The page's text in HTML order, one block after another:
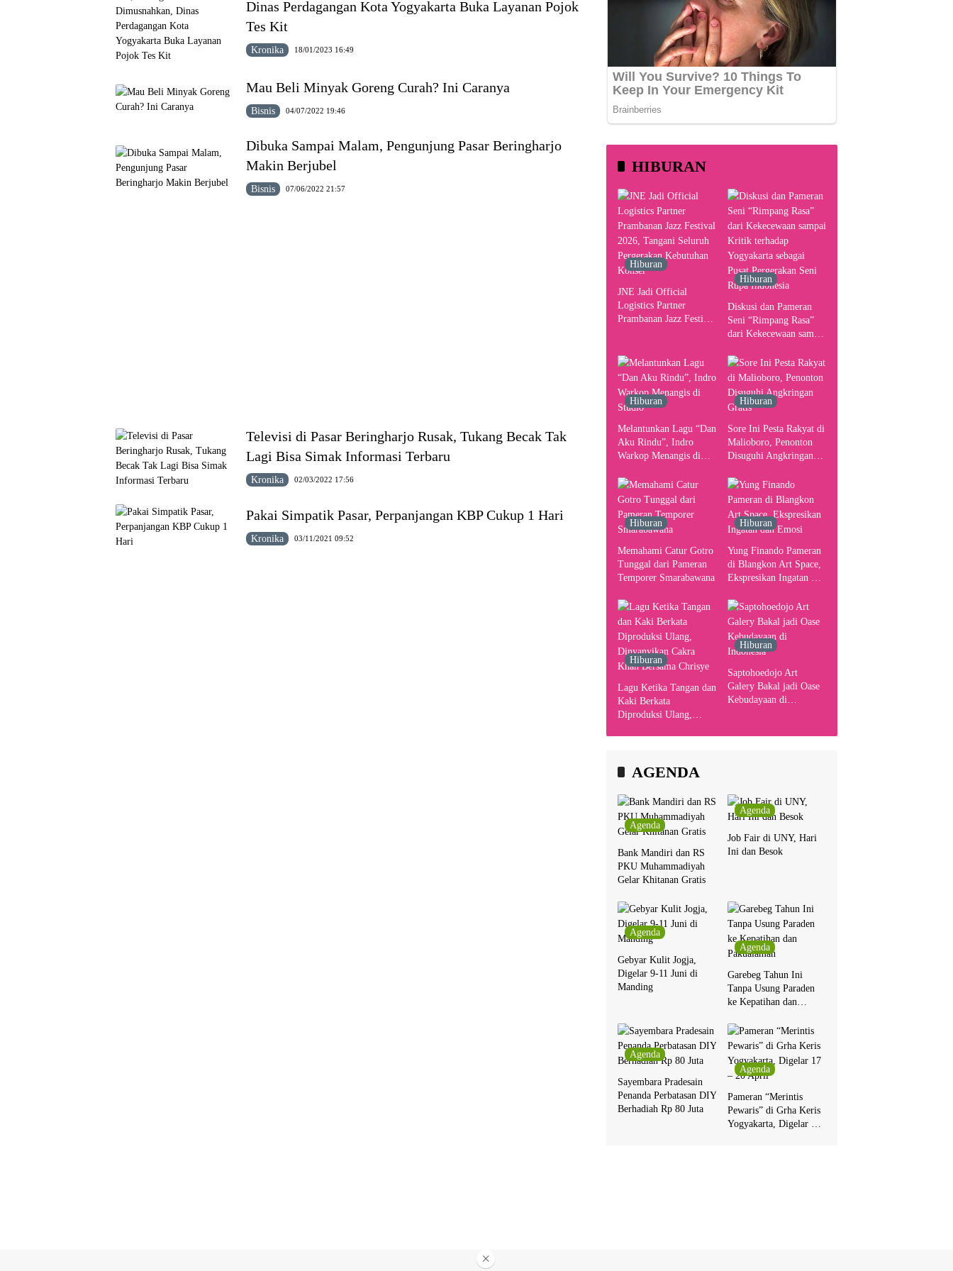
Dinas Perdagangan Kota Yogyakarta Buka Layanan Pojok
Tes Kit
Kronika 18/01/2023 16:49
Mau Beli Minyak Goreng Curah? Ini Caranya
Bisnis 04/07/2022 19:46
Dibuka Sampai Malam, Pengunjung Pasar Beringharjo
Makin Berjubel
Bisnis 07/06/2022 21:57
Televisi di Pasar Beringharjo Rusak, Tukang Becak Tak
Lagi Bisa Simak Informasi Terbaru
Kronika 02/03/2022 17:56
Pakai Simpatik Pasar, Perpanjangan KBP Cukup 1 Hari
Kronika 03/11/2021 09:52
HIBURAN
Hiburan
JNE Jadi Official
Logistics Partner
Prambanan Jazz Festival
Konser
Hiburan
Diskusi dan Pameran
Seni “Rimpang Rasa”
dari Kekecewaan sampai
Yogyakarta sebagai
Pusat Pergerakan Seni
Rupa Indonesia
Hiburan
Melantunkan Lagu “Dan
Aku Rindu”, Indro
Warkop Menangis di
Hiburan
Sore Ini Pesta Rakyat di
Malioboro, Penonton
Disuguhi Angkringan
Hiburan
Memahami Catur Gotro
Tunggal dari Pameran
Temporer Smarabawana
Hiburan
Yung Finando Pameran
di Blangkon Art Space,
Ekspresikan Ingatan dan
Hiburan
Lagu Ketika Tangan dan
Kaki Berkata
Diproduksi Ulang,
Hiburan
Saptohoedojo Art
Galery Bakal jadi Oase
Kebudayaan di
AGENDA
Agenda
Bank Mandiri dan RS
PKU Muhammadiyah
Gelar Khitanan Gratis
Agenda
Job Fair di UNY, Hari
Ini dan Besok
Agenda
Gebyar Kulit Jogja,
Digelar 9-11 Juni di
Manding
Agenda
Garebeg Tahun Ini
Tanpa Usung Paraden
ke Kepatihan dan
Agenda
Sayembara Pradesain
Penanda Perbatasan DIY
Berhadiah Rp 80 Juta
Agenda
Pameran “Merintis
Pewaris” di Grha Keris
Yogyakarta, Digelar 17
×